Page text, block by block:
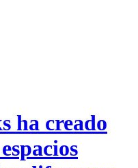
ha creado